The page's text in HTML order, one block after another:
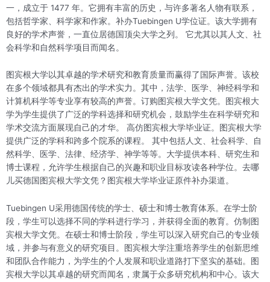
一，成立于 1477 年。它拥有丰富的历史，与许多著名人物有联系，
包括哲学家、科学家和作家。补办Tuebingen U学位证。该大学拥有
良好的学术声誉，一直位居德国顶尖大学之列。 它尤其以其人文、社
会科学和自然科学项目而闻名。
图宾根大学以其卓越的学术研究和教育质量而赢得了国际声誉。该校
在多个领域都具有杰出的学术实力。其中，法学、医学、神经科学和
计算机科学等专业享有较高的声誉。订购图宾根大学文凭。图宾根大
学为学生提供了广泛的学科选择和研究机会，鼓励学生在科学研究和
学术交流方面展现自己的才华。 高仿图宾根大学毕业证。图宾根大学
提供广泛的学科和跨多个院系的课程。 其中包括人文、社会科学、自
然科学、医学、法律、经济学、神学等等。大学提供本科、研究生和
博士课程，允许学生根据自己的兴趣和职业目标攻读各种学位。去哪
儿买德国图宾根大学文凭？图宾根大学毕业证原件补办渠道。
Tuebingen U采用德国传统的学士、硕士和博士教育体系。在学士阶
段，学生可以选择不同的学科进行学习，并获得全面的教育。仿制图
宾根大学文凭。在硕士和博士阶段，学生可以深入研究自己的专业领
域，并参与有意义的研究项目。图宾根大学注重培养学生的创新思维
和团队合作能力，为学生的个人发展和职业道路打下坚实的基础。图
宾根大学以其卓越的研究而闻名，隶属于众多研究机构和中心。该大